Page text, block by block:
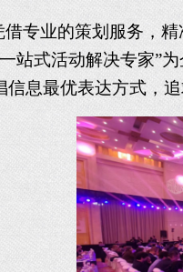
专业的策划服务，精
站式活动解决专家”
信息最优表达方式，